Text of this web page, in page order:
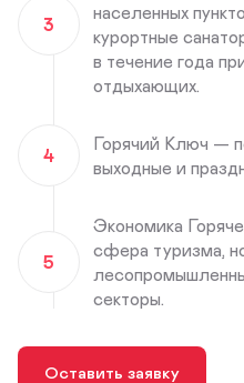
3
населенных
курортные
в течение года
отдыхающих.
4
Горячий Ключ —
выходные и
5
Экономика
сфера туризма,
секторы.
Оставить заявку